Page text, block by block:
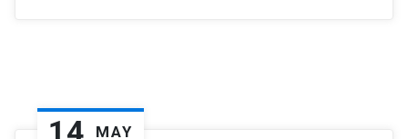
MAY